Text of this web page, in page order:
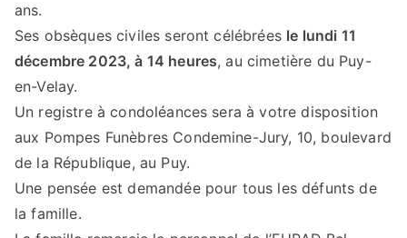
ans.
Ses obsèques civiles seront célébrées le lundi 11
décembre 2023, à 14 heures, au cimetière du Puy-
en-Velay.
Un registre à condoléances sera à votre disposition
aux Pompes Funèbres Condemine-Jury, 10, boulevard
de la République, au Puy.
Une pensée est demandée pour tous les défunts de
la famille.